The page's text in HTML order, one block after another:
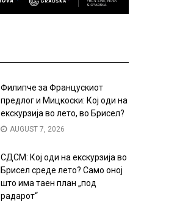
Филипче за Францускиот
предлог и Мицкоски: Кој оди на
екскурзија во лето, во Брисел?
AUGUST 7, 2026
СДСМ: Кој оди на екскурзија во
Брисел среде лето? Само оној
што има таен план „под
радарот“